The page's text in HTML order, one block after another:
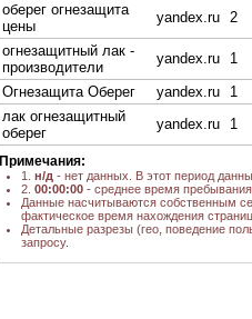
оберег огнезащита
цены
yandex.ru 2
огнезащитный лак -
производители
yandex.ru
1
Огнезащита Оберег
yandex.ru
1
лак огнезащитный
оберег
yandex.ru 1
Примечания:
1. н/д - нет данных. В этот период
2. 00:00:00 - среднее время
Данные насчитываются собственным
фактическое время нахождения
Детальные разрезы (гео, поведение
запросу.